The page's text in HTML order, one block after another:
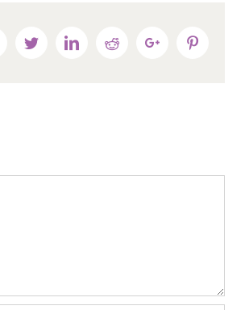
FacebookTwitterLinkedinRedditGoogle+